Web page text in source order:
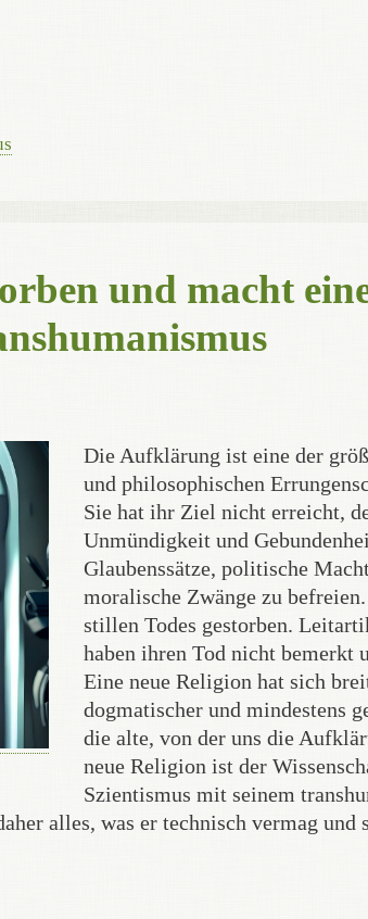
und macht
Die Aufklärung ist eine der
und philosophischen
Sie hat ihr Ziel nicht erreicht,
Unmündigkeit und
Glaubenssätze, politische
moralische Zwänge zu
stillen Todes gestorben.
haben ihren Tod nicht bemerkt
Eine neue Religion hat sich
dogmatischer und mindestens
die alte, von der uns die
neue Religion ist der
Szientismus mit seinem
alles, was er technisch vermag und